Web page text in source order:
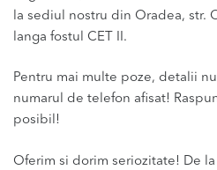
la sediul nostru din Oradea, str.
langa fostul CET II.
Pentru mai multe poze, detalii
numarul de telefon afisat!
posibil!
Oferim si dorim seriozitate! De